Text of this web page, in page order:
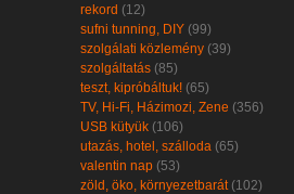
rekord (12)
sufni tunning, DIY (99)
szolgálati közlemény (39)
szolgáltatás (85)
teszt, kipróbáltuk! (65)
TV, Hi-Fi, Házimozi, Zene (356)
USB kütyük (106)
utazás, hotel, szálloda (65)
valentin nap (53)
zöld, öko, környezetbarát (102)